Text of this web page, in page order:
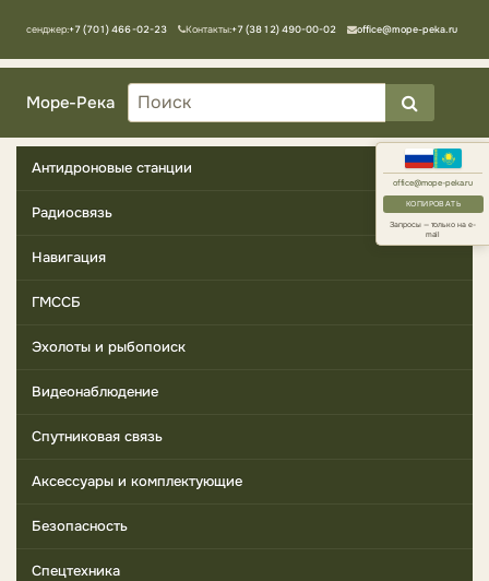
office@mope-peka.ru
КОПИРОВАТЬ
Запросы — только на e-
mail
Мессенджер:+7 (701) 466-02-23 Контакты:+7 (3812) 490-00-02 office@mope-peka.ru
Море-Река
Антидроновые станции
Радиосвязь
Навигация
ГМССБ
Эхолоты и рыбопоиск
Видеонаблюдение
Спутниковая связь
Аксессуары и комплектующие
Безопасность
Спецтехника